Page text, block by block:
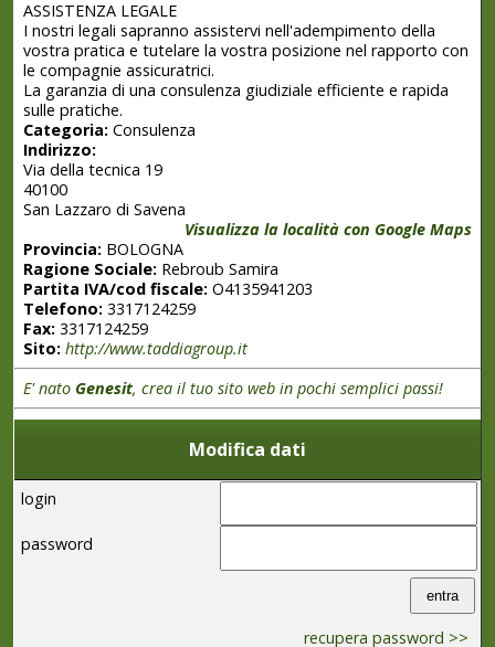
ASSISTENZA LEGALE
I nostri legali sapranno assistervi nell'adempimento della
vostra pratica e tutelare la vostra posizione nel rapporto con
le compagnie assicuratrici.
La garanzia di una consulenza giudiziale efficiente e rapida
sulle pratiche.
Categoria:Consulenza
Indirizzo:
Via della tecnica 19
40100
San Lazzaro di Savena
Visualizza la località con Google Maps
Provincia:BOLOGNA
Ragione Sociale:Rebroub Samira
Partita IVA/cod fiscale:O4135941203
Telefono:3317124259
Fax:3317124259
Sito: http://www.taddiagroup.it
E' nato Genesit, crea il tuo sito web in pochi semplici passi!
Modifica dati
login
password
recupera password >>